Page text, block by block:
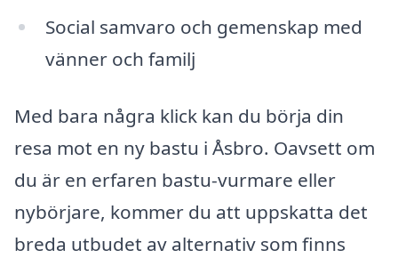
Social samvaro och gemenskap med
vänner och familj
Med bara några klick kan du börja din
resa mot en ny bastu i Åsbro. Oavsett om
du är en erfaren bastu-vurmare eller
nybörjare, kommer du att uppskatta det
breda utbudet av alternativ som finns